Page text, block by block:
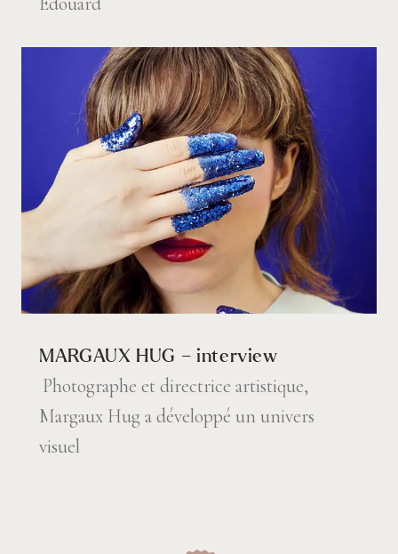
MARGAUX HUG – interview
Photographe et directrice artistique,
Margaux Hug a développé un univers
visuel